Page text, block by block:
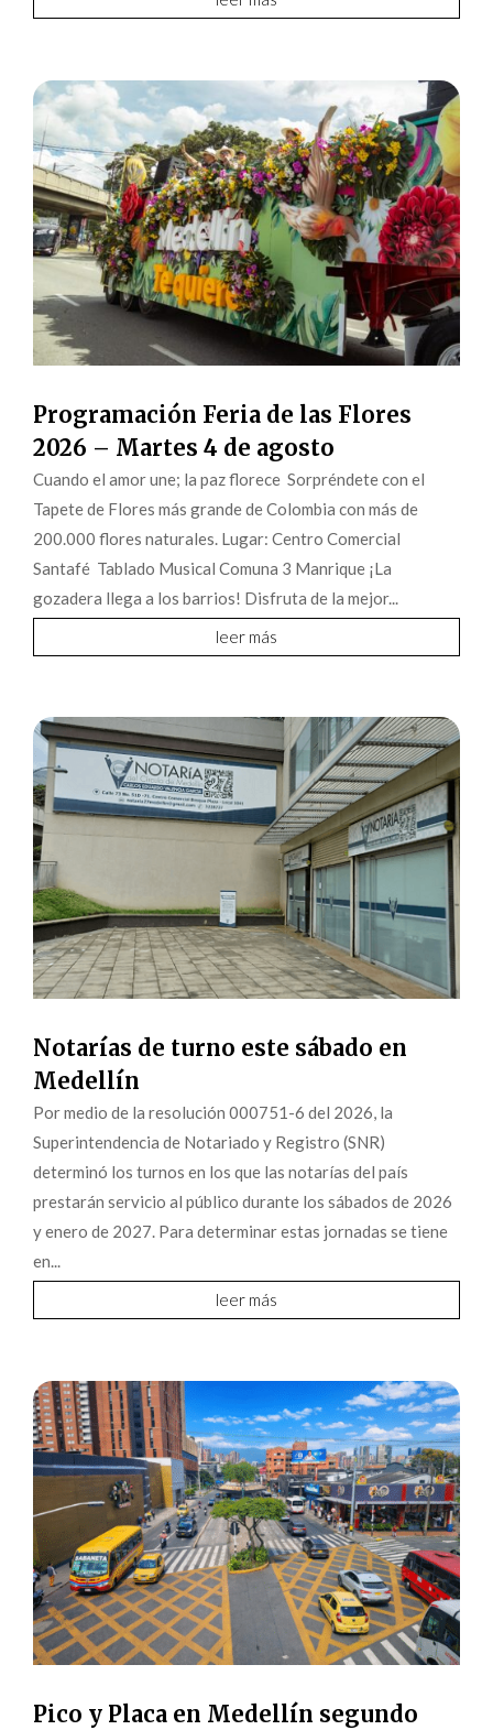
Programación Feria de las Flores
2026 – Martes 4 de agosto
Cuando el amor une; la paz florece Sorpréndete con el
Tapete de Flores más grande de Colombia con más de
200.000 flores naturales. Lugar: Centro Comercial
Santafé Tablado Musical Comuna 3 Manrique ¡La
gozadera llega a los barrios! Disfruta de la mejor...
leer más
Notarías de turno este sábado en
Medellín
Por medio de la resolución 000751-6 del 2026, la
Superintendencia de Notariado y Registro (SNR)
determinó los turnos en los que las notarías del país
prestarán servicio al público durante los sábados de 2026
y enero de 2027. Para determinar estas jornadas se tiene
en...
leer más
Pico y Placa en Medellín segundo